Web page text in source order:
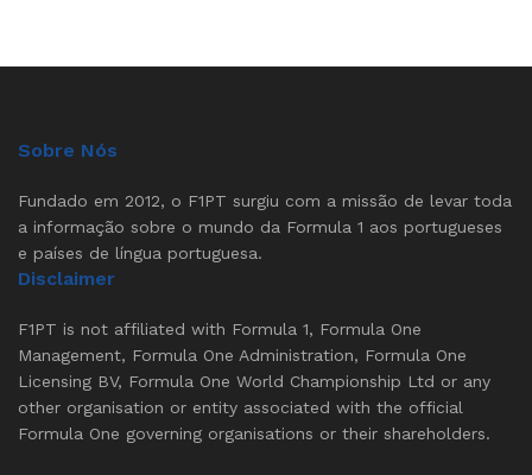
Sobre Nós
Fundado em 2012, o F1PT surgiu com a missão de levar toda
a informação sobre o mundo da Formula 1 aos portugueses
e países de língua portuguesa.
Disclaimer
F1PT is not affiliated with Formula 1, Formula One
Management, Formula One Administration, Formula One
Licensing BV, Formula One World Championship Ltd or any
other organisation or entity associated with the official
Formula One governing organisations or their shareholders.